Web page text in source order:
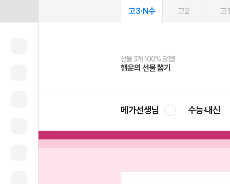
고3·N수 고2 고1
선물 3개 100% 당첨!
행운의 선물 뽑기
선물 100% 증정!
메가스터디 X 올리브
여름방학 스터디 캐시백
메가런 썸머스쿨
2027 러셀 단과
강사 공개선발
스마트러닝앱
설문 EVENT
메가패스
3일 무료 체험권
메가패스 수강생 무료혜택!
메가클럽 멤버십
사회공헌 캠페인
희망이룸 메가나눔
메가선생님 수능·내신